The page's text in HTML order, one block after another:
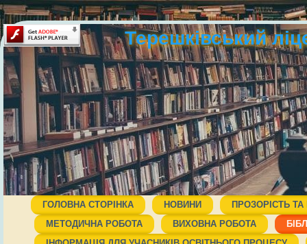
Терешківський
ГОЛОВНА СТОРІНКА НОВИНИ
ПРОЗОРІСТЬ
МЕТОДИЧНА РОБОТА
ВИХОВНА РОБОТА